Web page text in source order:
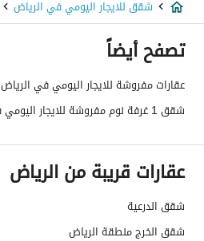
شقق للايجار اليومي في الرياض
تصفح أيضاً
عقارات مفروشة للايجار اليومي في الرياض
شقق 1 غرفة نوم مفروشة للايجار اليومي في الرياض
عقارات قريبة من الرياض
شقق الدرعية
شقق الخرج منطقة الرياض